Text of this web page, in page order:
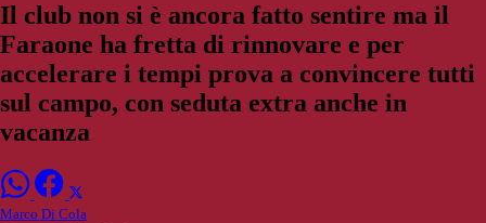
Il club non si è ancora fatto sentire ma il
Faraone ha fretta di rinnovare e per
accelerare i tempi prova a convincere tutti
sul campo, con seduta extra anche in
vacanza
Marco Di Cola